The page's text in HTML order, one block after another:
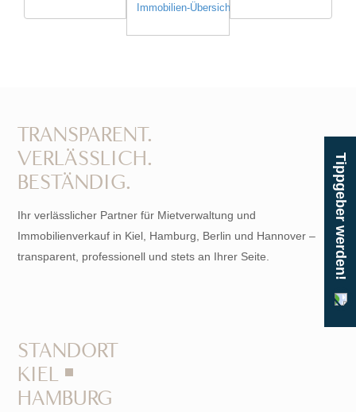
Immobilien-Übersicht
TRANSPARENT.
VERLÄSSLICH.
BESTÄNDIG.
Ihr verlässlicher Partner für Mietverwaltung und
Immobilienverkauf in Kiel, Hamburg, Berlin und Hannover –
transparent, professionell und stets an Ihrer Seite.
STANDORT
KIEL ￭
HAMBURG
Tippgeber werden!